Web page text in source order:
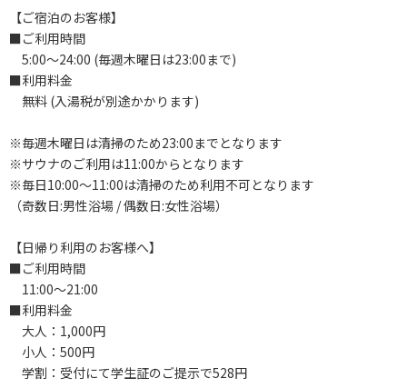
【ご宿泊のお客様】
■ご利用時間
5:00～24:00 (毎週木曜日は23:00まで)
■利用料金
無料 (入湯税が別途かかります)
※毎週木曜日は清掃のため23:00までとなります
※サウナのご利用は11:00からとなります
※毎日10:00～11:00は清掃のため利用不可となります
（奇数日:男性浴場 / 偶数日:女性浴場）
【日帰り利用のお客様へ】
■ご利用時間
11:00～21:00
■利用料金
大人：1,000円
小人：500円
学割：受付にて学生証のご提示で528円